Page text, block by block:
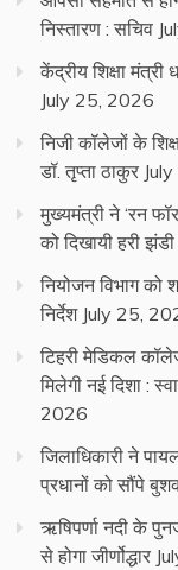
निस्तारण : सचिव
केंद्रीय शिक्षा मंत्री
July 25, 2026
निजी कॉलेजों के
डॉ. तृप्ता ठाकुर
मुख्यमंत्री ने ‘रन
को दिखायी हरी झंडी
नियोजन विभाग को
निर्देश July 25,
टिहरी मेडिकल
मिलेगी नई दिशा :
2026
जिलाधिकारी ने
प्रधानों को सौंपे
ऋषिपर्णा नदी के
से होगा जीर्णोद्धार